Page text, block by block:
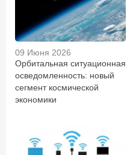
09 Июня 2026
Орбитальная ситуационная
осведомленность: новый
сегмент космической
экономики